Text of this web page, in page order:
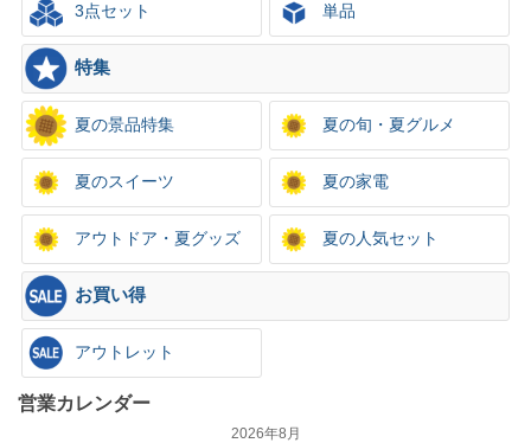
3点セット 単品
特集
夏の景品特集 夏の旬・夏グルメ
夏のスイーツ 夏の家電
アウトドア・夏グッズ 夏の人気セット
お買い得
アウトレット
営業カレンダー
2026年8月